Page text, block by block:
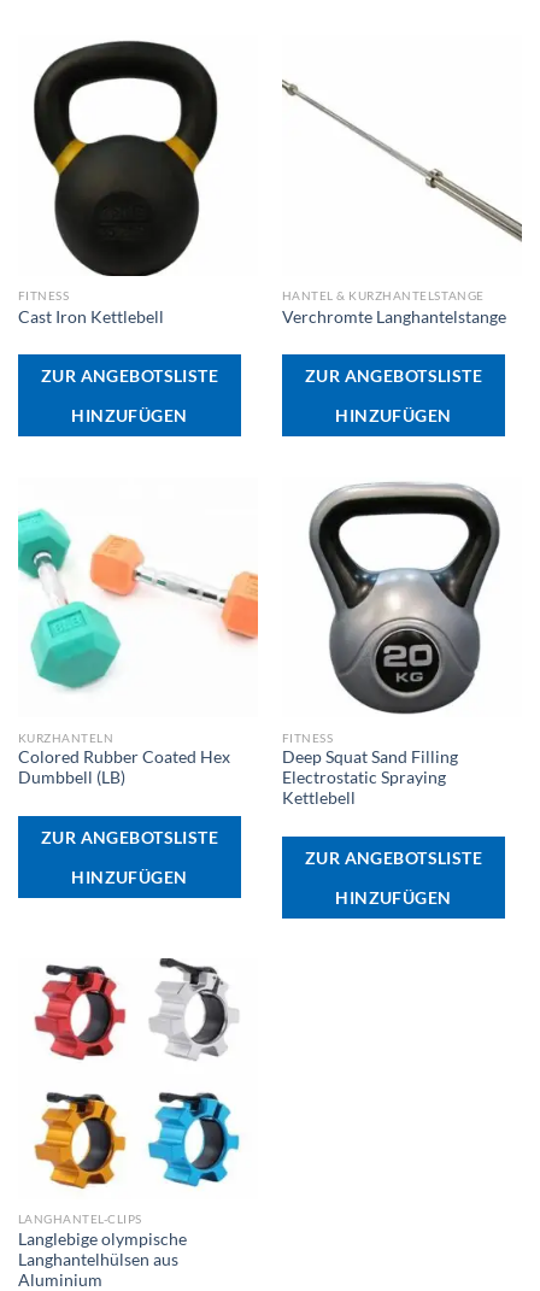
FITNESS
Cast Iron Kettlebell
ZUR ANGEBOTSLISTE
HINZUFÜGEN
HANTEL & KURZHANTELSTANGE
Verchromte Langhantelstange
ZUR ANGEBOTSLISTE
HINZUFÜGEN
KURZHANTELN
Colored Rubber Coated Hex
Dumbbell (LB)
ZUR ANGEBOTSLISTE
HINZUFÜGEN
FITNESS
Deep Squat Sand Filling
Electrostatic Spraying
Kettlebell
ZUR ANGEBOTSLISTE
HINZUFÜGEN
LANGHANTEL-CLIPS
Langlebige olympische
Langhantelhülsen aus
Aluminium